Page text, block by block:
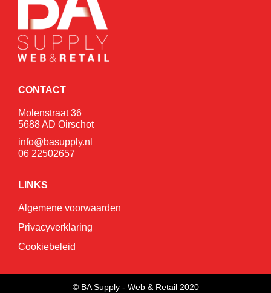
CONTACT
Molenstraat 36
5688 AD Oirschot
info@basupply.nl
06 22502657
LINKS
Algemene voorwaarden
Privacyverklaring
Cookiebeleid
© BA Supply - Web & Retail 2020